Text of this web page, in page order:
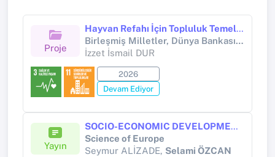
Proje
Hayvan Refahı İçin Topluluk Temelli Gıda Bankacılığı Modeli Sarıyer Pilot Uygulaması (SD6/GEN/0152)
Birleşmiş Milletler, Dünya Bankası, UNESCO, Avrupa Birliği ve Avrupa Konseyi Destekli Proje (Avrupa Birliği)
İzzet İsmail DUR
2026
Devam Ediyor
Yayın
SOCIO-ECONOMIC DEVELOPMENT TRAJECTORIES IN AZERBAIJAN: CURRENT TRENDS AND KEY CHALLENGES
Science of Europe
Seymur ALİZADE, Selami ÖZCAN